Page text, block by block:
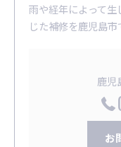
雨や経年によって
じた補修を鹿児島市
鹿児
お